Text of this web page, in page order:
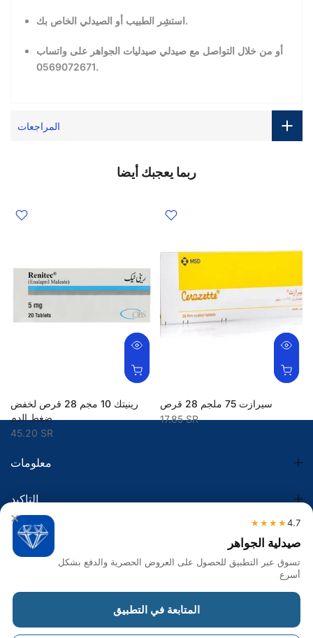
استشِر الطبيب أو الصيدلي الخاص بك.
أو من خلال التواصل مع صيدلي صيدليات الجواهر على واتساب
0569072671.
المراجعات
ربما يعجبك أيضا
رينيتك 10 مجم 28 قرص لخفض
ضغط الدم
45.20 SR
سيرازت 75 ملجم 28 قرص
17.85 SR
معلومات
التاكيد
الضريبة
تواصل معنا
× 4.7
★★★★
صيدلية الجواهر
تسوق عبر التطبيق للحصول على العروض الحصرية والدفع بشكل
أسرع
المتابعة في التطبيق